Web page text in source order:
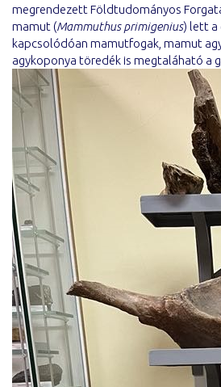
megrendezett Földtudományos
mamut (Mammuthus primigenius) lett a
kapcsolódóan mamutfogak, mamut
agykoponya töredék is megtaláható a